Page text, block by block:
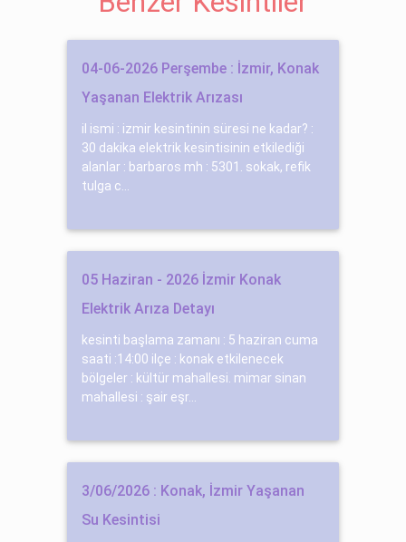
04-06-2026 Perşembe : İzmir, Konak
Yaşanan Elektrik Arızası
il ismi : izmir kesintinin süresi ne kadar? :
30 dakika elektrik kesintisinin etkilediği
alanlar : barbaros mh : 5301. sokak, refik
tulga c...
05 Haziran - 2026 İzmir Konak
Elektrik Arıza Detayı
kesinti başlama zamanı : 5 haziran cuma
saati :14:00 ilçe : konak etkilenecek
bölgeler : kültür mahallesi. mimar sinan
mahallesi : şair eşr...
3/06/2026 : Konak, İzmir Yaşanan
Su Kesintisi